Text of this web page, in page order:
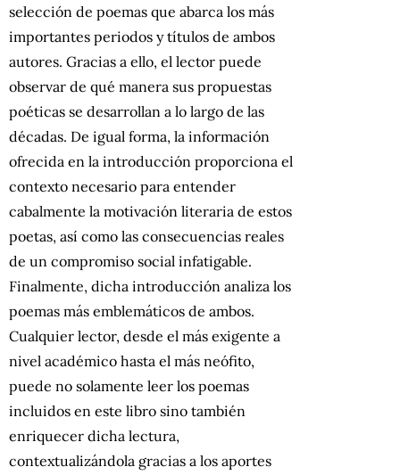
selección de poemas que abarca los más
importantes periodos y títulos de ambos
autores. Gracias a ello, el lector puede
observar de qué manera sus propuestas
poéticas se desarrollan a lo largo de las
décadas. De igual forma, la información
ofrecida en la introducción proporciona el
contexto necesario para entender
cabalmente la motivación literaria de estos
poetas, así como las consecuencias reales
de un compromiso social infatigable.
Finalmente, dicha introducción analiza los
poemas más emblemáticos de ambos.
Cualquier lector, desde el más exigente a
nivel académico hasta el más neófito,
puede no solamente leer los poemas
incluidos en este libro sino también
enriquecer dicha lectura,
contextualizándola gracias a los aportes